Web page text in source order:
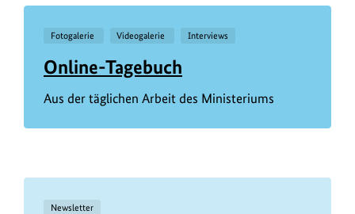
Fotogalerie Videogalerie Interviews
Online-Tagebuch
Aus der täglichen Arbeit des Ministeriums
Newsletter